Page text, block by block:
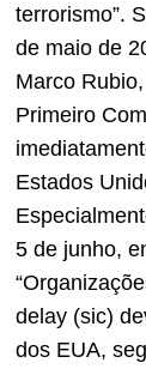
terrorismo”.
de maio de
Marco
Primeiro
Estados
5 de junho,
delay (sic)
dos EUA,